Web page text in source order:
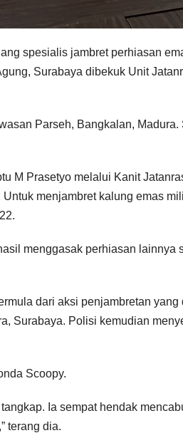
spesialis jambret perhiasan
Surabaya dibekuk Unit
Parseh, Bangkalan,
M Prasetyo melalui Kanit
menjambret kalung emas
menggasak perhiasan lainnya
dari aksi penjambretan
Surabaya. Polisi kemudian
Scoopy.
Ia sempat hendak
terang dia.